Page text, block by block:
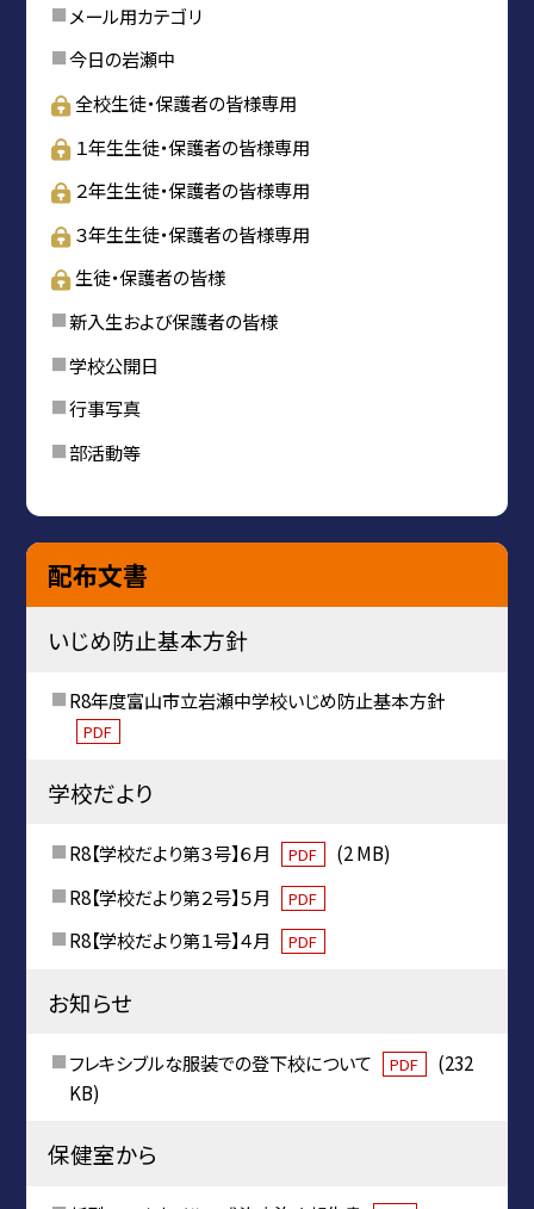
メール用カテゴリ
今日の岩瀬中
全校生徒・保護者の皆様専用
１年生生徒・保護者の皆様専用
２年生生徒・保護者の皆様専用
３年生生徒・保護者の皆様専用
生徒・保護者の皆様
新入生および保護者の皆様
学校公開日
行事写真
部活動等
配布文書
いじめ防止基本方針
R8年度富山市立岩瀬中学校いじめ防止基本方針
PDF
学校だより
R8【学校だより第３号】６月 PDF
(2 MB)
R8【学校だより第２号】５月
PDF
R8【学校だより第１号】４月 PDF
お知らせ
フレキシブルな服装での登下校について PDF
(232
KB)
保健室から